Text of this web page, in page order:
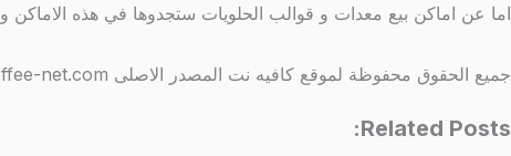
اما عن اماكن بيع معدات و قوالب الحلويات ستجدوها في هذه الاماكن
جميع الحقوق محفوظة لموقع كافيه نت المصدر الاصلى http://www.coffee-net.com/
Related Posts: